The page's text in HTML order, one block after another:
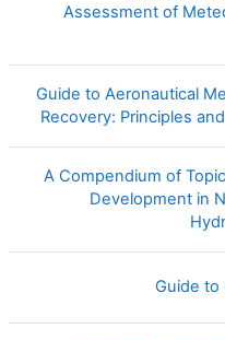
Assessment of
Guide to Aeronautical
Recovery: Principles
A Compendium of
Development in
Guide toرابط الكتروني